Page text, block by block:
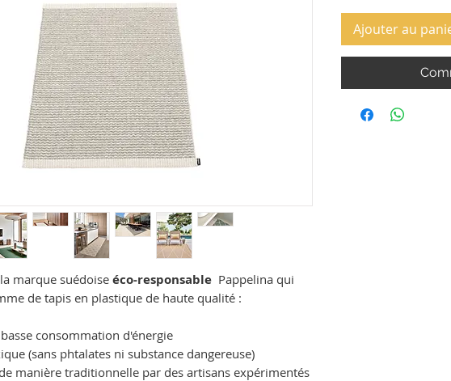
marque suédoiseéco-responsable Pappelina qui
de tapis en plastique de haute qualité :
consommation d'énergie
(sans phtalates ni substance dangereuse)
manière traditionnelle par des artisans expérimentés
Ajouter au